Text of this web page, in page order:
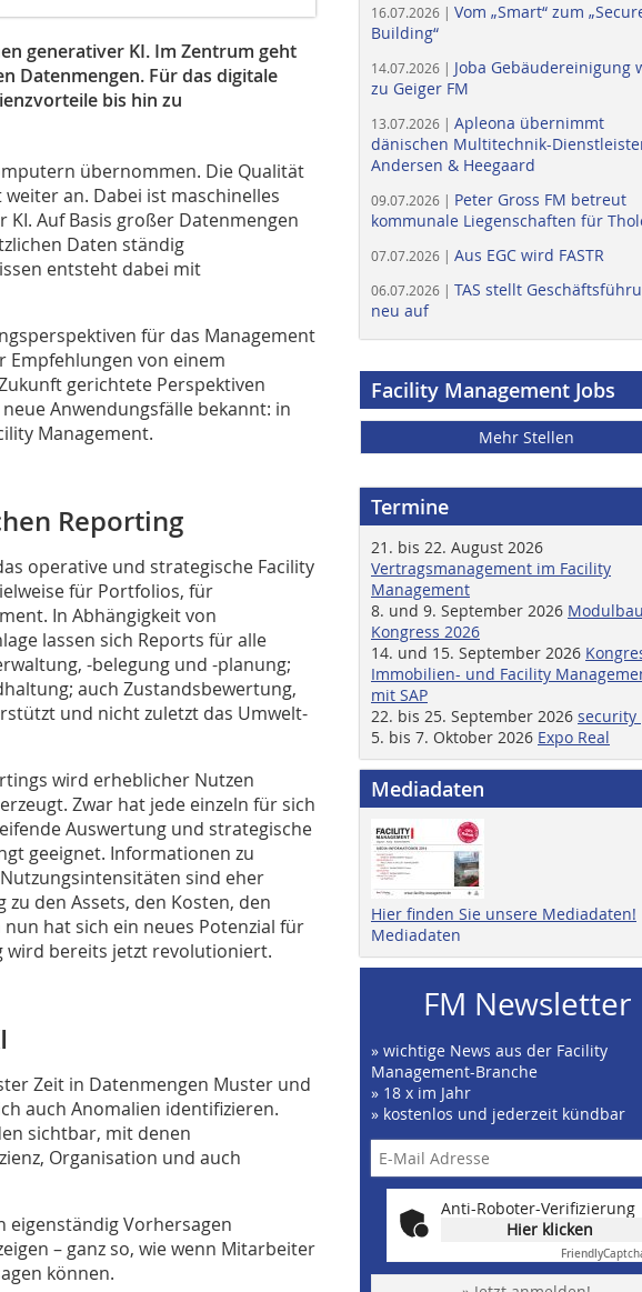
generativer KI. Im ­Zen­trum geht
Datenmengen. Für das digitale
bis hin zu
übernommen. Die Qualität
an. Dabei ist maschinelles
KI. Auf Basis großer Datenmengen
Daten ständig
entsteht dabei mit
für das Management
von einem
gerichtete Perspektiven
Anwendungsfälle bekannt: in
Management.
Reporting
operative und strategische Facility
für Portfolios, für
In Abhängigkeit von
lassen sich Reports für alle
-belegung und -planung;
auch Zustandsbewertung,
und nicht zuletzt das Umwelt-
wird erheblicher Nutzen
Zwar hat jede einzeln für sich
Auswertung und strategische
geeignet. Informationen zu
sind eher
den Assets, den Kosten, den
hat sich ein neues Potenzial für
wird bereits jetzt revolutioniert.
Zeit in Datenmengen Muster und
auch Anomalien identifizieren.
sichtbar, mit denen
Organisation und auch
eigenständig Vorhersagen
– ganz so, wie wenn Mitarbeiter
können.
16.07.2026 | Vom „Smart“ zum
Building“
14.07.2026 | Joba Gebäudereinigung
zu Geiger FM
13.07.2026 | Apleona übernimmt
dänischen Multitechnik-
Andersen & Heegaard
09.07.2026 | Peter Gross FM betreut
kommunale Liegenschaften für
07.07.2026 | Aus EGC wird FASTR
06.07.2026 | TAS stellt
neu auf
Facility Management Jobs
Mehr Stellen
Termine
21. bis 22. August 2026
Vertragsmanagement im Facility
Management
8. und 9. September 2026 Modulbau
Kongress 2026
14. und 15. September 2026
Immobilien- und Facility
mit SAP
22. bis 25. September 2026 security
5. bis 7. Oktober 2026 Expo Real
Mediadaten
Hier finden Sie unsere Mediadaten!
Mediadaten
FM Newsletter
» wichtige News aus der Facility
Management-Branche
» 18 x im Jahr
» kostenlos und jederzeit kündbar
Anti-Roboter-Verifizierung
Hier klicken
Friendly